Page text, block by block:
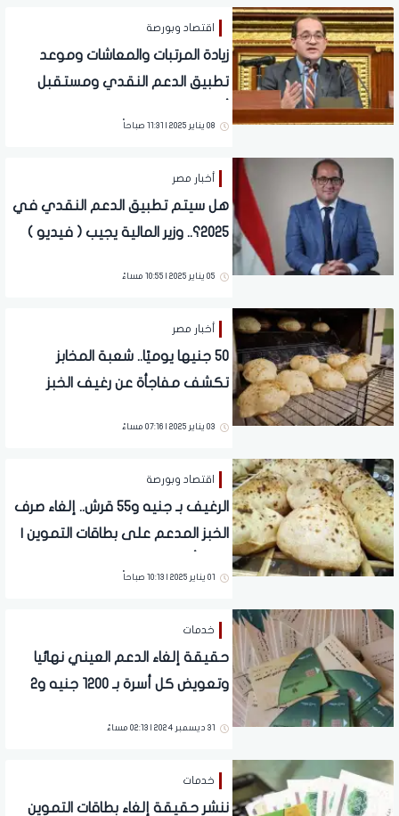
اقتصاد وبورصة
زيادة المرتبات والمعاشات وموعد
تطبيق الدعم النقدي ومستقبل
تطورات هامة
08 يناير 2025 | 11:31 صباحاً
أخبار مصر
هل سيتم تطبيق الدعم النقدي في
2025؟.. وزير المالية يجيب ( فيديو )
05 يناير 2025 | 10:55 مساءً
أخبار مصر
50 جنيها يوميًا.. شعبة المخابز
تكشف مفاجأة عن رغيف الخبز
03 يناير 2025 | 07:16 مساءً
اقتصاد وبورصة
الرغيف بـ جنيه و55 قرش.. إلغاء صرف
الخبز المدعم على بطاقات التموين |
للدعم النقدي
01 يناير 2025 | 10:13 صباحاً
خدمات
حقيقة إلغاء الدعم العيني نهائيا
وتعويض كل أسرة بـ 1200 جنيه و2
للمواطنين (تفاصيل)
31 ديسمبر 2024 | 02:13 مساءً
خدمات
ننشر حقيقة إلغاء بطاقات التموين